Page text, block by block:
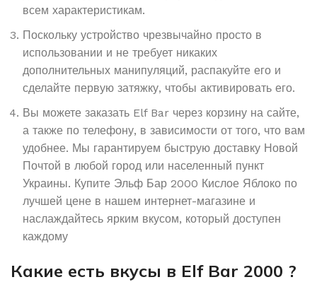
всем характеристикам.
Поскольку устройство чрезвычайно просто в
использовании и не требует никаких
дополнительных манипуляций, распакуйте его и
сделайте первую затяжку, чтобы активировать его.
Вы можете заказать Elf Bar через корзину на сайте,
а также по телефону, в зависимости от того, что вам
удобнее. Мы гарантируем быструю доставку Новой
Почтой в любой город или населенный пункт
Украины. Купите Эльф Бар 2000 Кислое Яблоко по
лучшей цене в нашем интернет-магазине и
наслаждайтесь ярким вкусом, который доступен
каждому
Какие есть вкусы в Elf Bar 2000 ?